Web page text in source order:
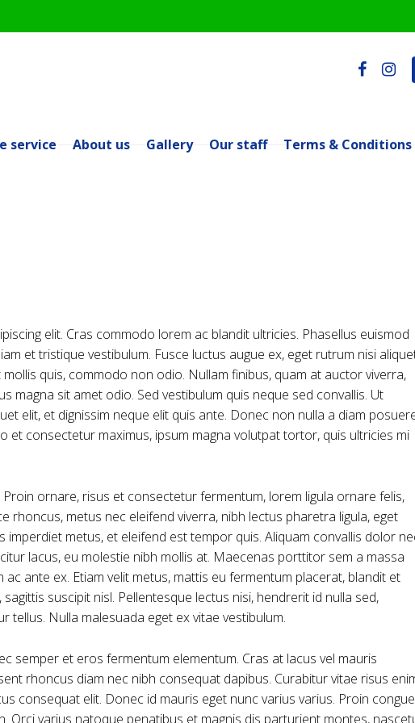
service About us Gallery Our staff Terms & Conditions
elit. Cras commodo lorem ac blandit ultricies. Phasellus euismod
et tristique vestibulum. Fusce luctus augue ex, eget rutrum nisi
quis, commodo non odio. Nullam finibus, quam at auctor viverra,
magna sit amet odio. Sed vestibulum quis neque sed convallis. Ut
elit, et dignissim neque elit quis ante. Donec non nulla a diam
et consectetur maximus, ipsum magna volutpat tortor, quis ultricies mi
ornare, risus et consectetur fermentum, lorem ligula ornare felis,
rhoncus, metus nec eleifend viverra, nibh lectus pharetra ligula, eget
metus, et eleifend est tempor quis. Aliquam convallis dolor
lacus, eu molestie nibh mollis at. Maecenas porttitor sem a massa
ac ante ex. Etiam velit metus, mattis eu fermentum placerat, blandit et
suscipit nisl. Pellentesque lectus nisi, hendrerit id nulla sed,
tellus. Nulla malesuada eget ex vitae vestibulum.
semper et eros fermentum elementum. Cras at lacus vel mauris
rhoncus diam nec nibh consequat dapibus. Curabitur vitae risus
consequat elit. Donec id mauris eget nunc varius varius. Proin congue
Orci varius natoque penatibus et magnis dis parturient montes,